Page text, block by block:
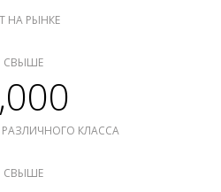
НА РЫНКЕ
СВЫШЕ
КЛАССА
СВЫШЕ